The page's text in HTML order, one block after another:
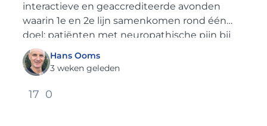
interactieve en geaccrediteerde avonden
waarin 1e en 2e lijn samenkomen rond één
doel: patiënten met neuropathische pijn bij
diabetes eerder herkennen en op het...
Hans Ooms
3 weken geleden
17 0